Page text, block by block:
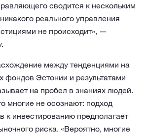
сводится к нескольким
реального управления
не происходит», —
между тенденциями на
фондов Эстонии и результатами
на пробел в знаниях людей.
многие не осознают: подход
к инвестированию предполагает
риска. «Вероятно, многие